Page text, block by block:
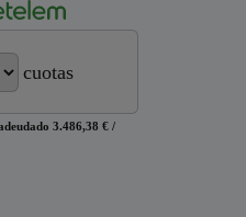
cuotas
3.486,38 € /